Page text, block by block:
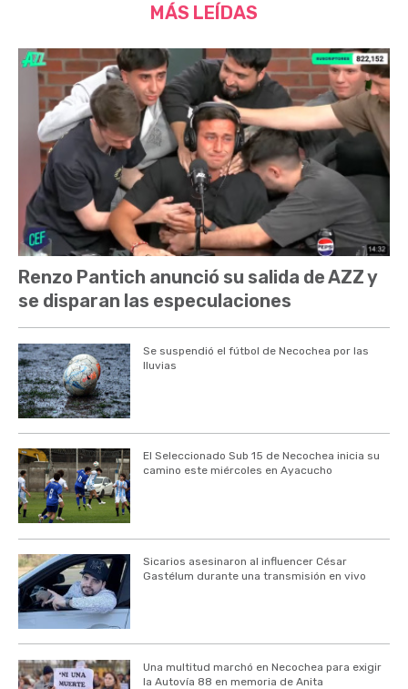
MÁS LEÍDAS
Renzo Pantich anunció su salida de AZZ y
se disparan las especulaciones
Se suspendió el fútbol de Necochea por las
lluvias
El Seleccionado Sub 15 de Necochea inicia su
camino este miércoles en Ayacucho
Sicarios asesinaron al influencer César
Gastélum durante una transmisión en vivo
Una multitud marchó en Necochea para exigir
la Autovía 88 en memoria de Anita